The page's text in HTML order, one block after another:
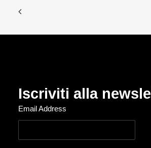
Iscriviti alla
Email Address